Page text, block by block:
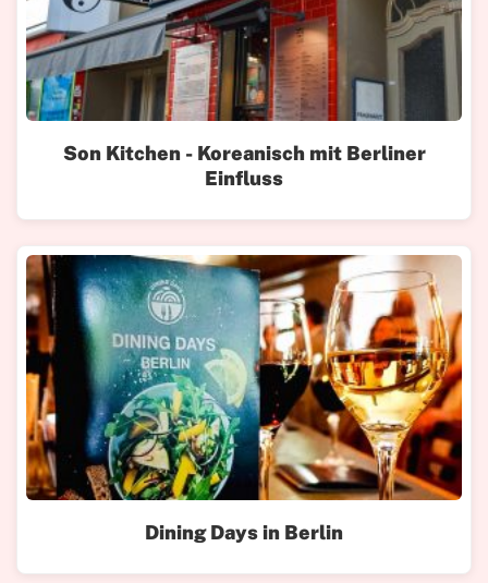
Son Kitchen - Koreanisch mit Berliner
Einfluss
Dining Days in Berlin